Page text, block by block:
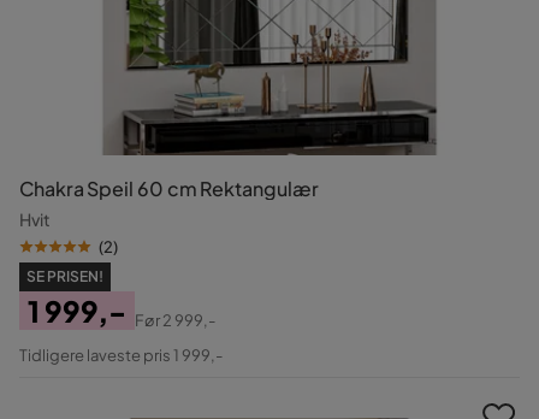
Chakra Speil 60 cm Rektangulær
Hvit
(2)
SE PRISEN!
Pris
1 999,-
Original
Før2 999,-
Tidligere laveste pris 1 999,-